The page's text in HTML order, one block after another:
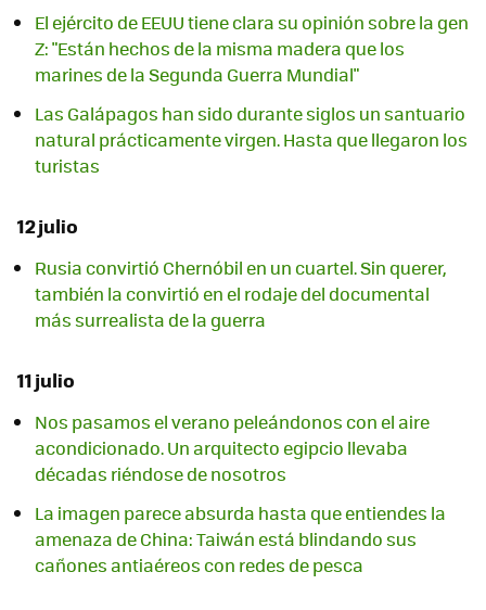
El ejército de EEUU tiene clara su opinión sobre la gen
Z: "Están hechos de la misma madera que los
marines de la Segunda Guerra Mundial"
Las Galápagos han sido durante siglos un santuario
natural prácticamente virgen. Hasta que llegaron los
turistas
12 julio
Rusia convirtió Chernóbil en un cuartel. Sin querer,
también la convirtió en el rodaje del documental
más surrealista de la guerra
11 julio
Nos pasamos el verano peleándonos con el aire
acondicionado. Un arquitecto egipcio llevaba
décadas riéndose de nosotros
La imagen parece absurda hasta que entiendes la
amenaza de China: Taiwán está blindando sus
cañones antiaéreos con redes de pesca